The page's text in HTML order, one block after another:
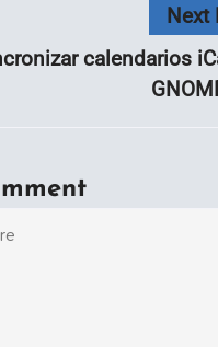
Next
calendarios